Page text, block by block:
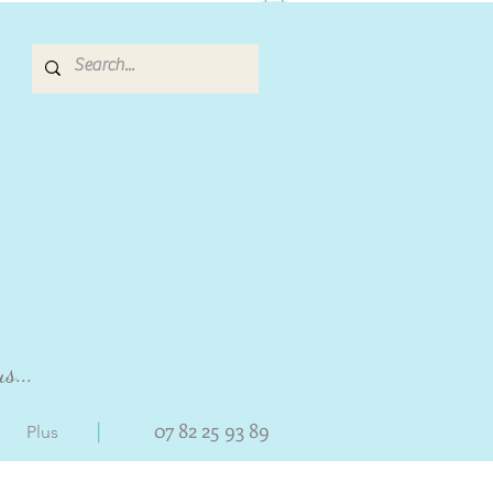
Plus | 07 82 25 93 89